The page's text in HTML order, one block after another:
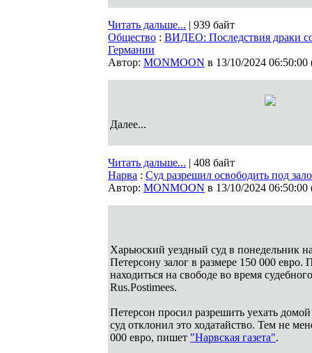
Читать дальше... | 939 байт
Общество : ВИДЕО: Последствия драки
Германии
Автор: MONMOON в 13/10/2024 06:50:00
Далее...
Читать дальше... | 408 байт
Нарва : Суд разрешил освободить под
Автор: MONMOON в 13/10/2024 06:50:00
Харьюский уездный суд в понедельник
Петерсону залог в размере 150 000
находиться на свободе во время
Rus.Postimees.
Петерсон просил разрешить уехать
суд отклонил это ходатайство. Тем не
000 евро, пишет "Нарвская газета".